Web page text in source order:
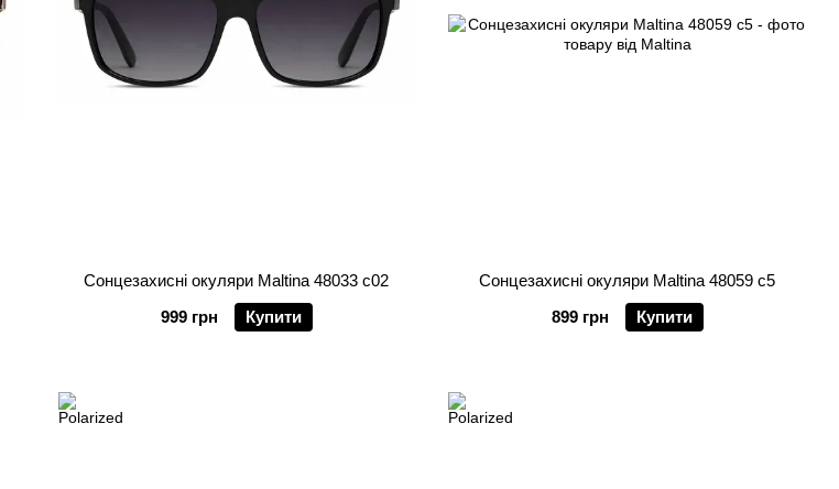
Сонцезахисні окуляри Maltina 48033 c02
999 грн
Купити
Сонцезахисні окуляри Maltina 48059 c5
899 грн
Купити